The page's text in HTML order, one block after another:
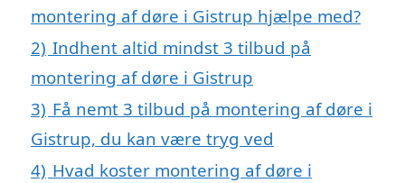
montering af døre i Gistrup hjælpe med?
2) Indhent altid mindst 3 tilbud på
montering af døre i Gistrup
3) Få nemt 3 tilbud på montering af døre i
Gistrup, du kan være tryg ved
4) Hvad koster montering af døre i